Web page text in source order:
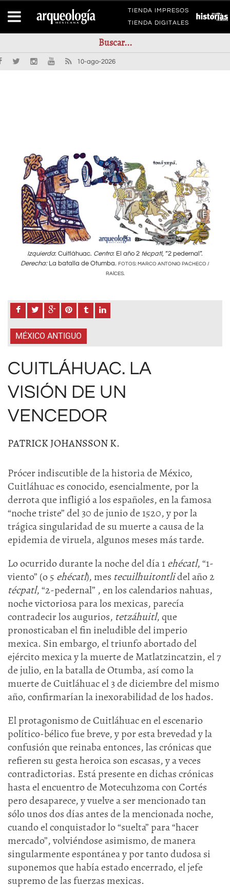
TIENDA IMPRESOS
TIENDA DIGITALES
10-ago-2026
Izquierda: Cuitláhuac. Centro: El año 2 técpatl, “2 pedernal”.
Derecha:La batalla de Otumba. FOTOS: MARCO ANTONIO PACHECO /
RAÍCES.
MÉXICO ANTIGUO
CUITLÁHUAC. LA
VISIÓN DE UN
VENCEDOR
PATRICK JOHANSSON K.
Prócer indiscutible de la historia de México,
Cuitláhuac es conocido, esencialmente, por la
derrota que infligió a los españoles, en la famosa
“noche triste” del 30 de junio de 1520, y por la
trágica singularidad de su muerte a causa de la
epidemia de viruela, algunos meses más tarde.
Lo ocurrido durante la noche del día 1ehécatl, “1-
viento” (o 5 ehécatl), mes tecuilhuitontlidel año 2
técpatl, “2-pedernal” , en los calendarios nahuas,
noche victoriosa para los mexicas, parecía
contradecir los augurios, tetzáhuitl, que
pronosticaban el fin ineludible del imperio
mexica. Sin embargo, el triunfo abortado del
ejército mexica y la muerte de Matlatzincatzin, el 7
de julio, en la batalla de Otumba, así como la
muerte de Cuitláhuac el 3 de diciembre del mismo
año, confirmarían la inexorabilidad de los hados.
El protagonismo de Cuitláhuac en el escenario
político-bélico fue breve, y por esta brevedad y la
confusión que reinaba entonces, las crónicas que
refieren su gesta heroica son escasas, y a veces
contradictorias. Está presente en dichas crónicas
hasta el encuentro de Motecuhzoma con Cortés
pero desaparece, y vuelve a ser mencionado tan
sólo unos dos días antes de la mencionada noche,
cuando el conquistador lo “suelta” para “hacer
mercado”, volviéndose asimismo, de manera
singularmente espontánea y por tanto dudosa si
suponemos que había estado encerrado, el jefe
supremo de las fuerzas mexicas.